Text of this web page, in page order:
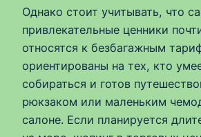
Однако стоит учитывать, что
привлекательные ценники
относятся к безбагажным
ориентированы на тех, кто
собираться и готов
рюкзаком или маленьким
салоне. Если планируется